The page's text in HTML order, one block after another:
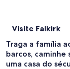
Visite Falkirk
Traga a família
barcos, caminhe
uma casa do